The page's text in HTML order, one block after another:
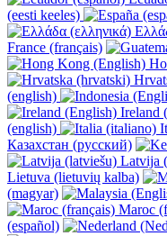
(eesti keeles)
France (français)
(english)
Ireland
(english)
Казахстан (русский)
Latvija
Lietuva (lietuvių kalba)
(magyar)
Maroc
(español)